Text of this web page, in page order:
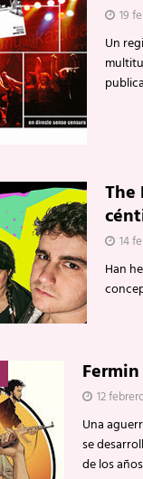
19
Un
The
14
Han
12
Una
se
de los